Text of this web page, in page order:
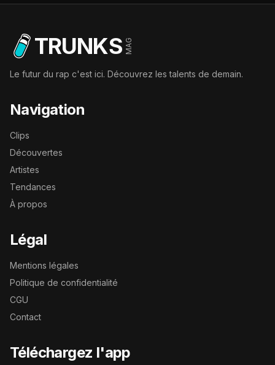
TRUNKS MAG
Le futur du rap c'est ici. Découvrez les talents de demain.
Navigation
Clips
Découvertes
Artistes
Tendances
À propos
Légal
Mentions légales
Politique de confidentialité
CGU
Contact
Téléchargez l'app